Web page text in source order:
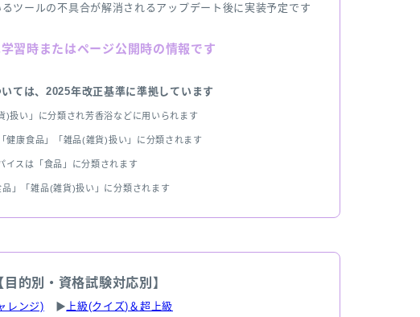
ツールの不具合が解消されるアップデート後に実装予定です
習時またはページ公開時の情報です
ては、2025年改正基準に準拠しています
)扱い」に分類され芳香浴などに用いられます
健康食品」「雑品(雑貨)扱い」に分類されます
イスは「食品」に分類されます
品」「雑品(雑貨)扱い」に分類されます
的別・資格試験対応別】
レンジ) ▶ 上級(クイズ)＆超上級